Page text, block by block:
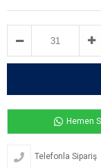
Hemen
Telefonla Sipariş